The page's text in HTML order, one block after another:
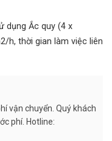
dụng Ắc quy (4 x
h, thời gian làm việc liên
vận chuyển. Quý khách
phí. Hotline: